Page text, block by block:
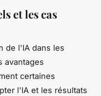
et les cas
de l'IA dans les
avantages
certaines
l'IA et les résultats